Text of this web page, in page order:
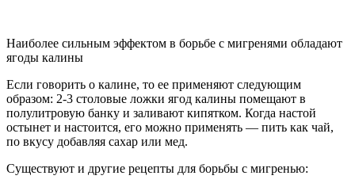
Наиболее сильным эффектом в борьбе с мигренями обладают
ягоды калины
Если говорить о калине, то ее применяют следующим
образом: 2-3 столовые ложки ягод калины помещают в
полулитровую банку и заливают кипятком. Когда настой
остынет и настоится, его можно применять — пить как чай,
по вкусу добавляя сахар или мед.
Существуют и другие рецепты для борьбы с мигренью: